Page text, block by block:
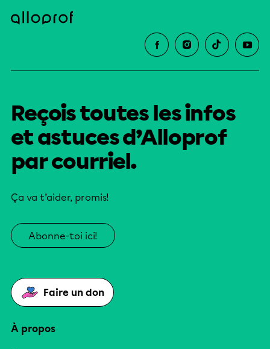
Reçois toutes les infos
et astuces d’Alloprof
par courriel.
Ça va t’aider, promis!
Abonne-toi ici!
Faire un don
À propos